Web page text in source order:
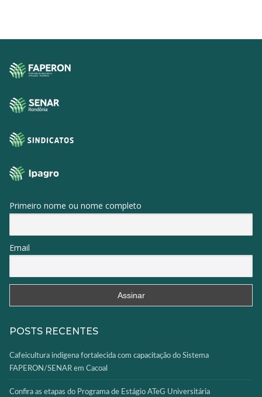
Primeiro nome ou nome completo
Email
POSTS RECENTES
Cafeicultura indígena fortalecida com capacitação do Sistema
FAPERON/SENAR em Cacoal
Confira as etapas do Programa de Estágio ATeG Universitária